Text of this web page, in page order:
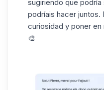
sugiriendo que
podríais hacer juntos.
curiosidad y poner en
🎨